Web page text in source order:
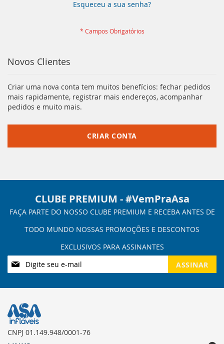
Esqueceu a sua senha?
Novos Clientes
Criar uma nova conta tem muitos benefícios: fechar pedidos
mais rapidamente, registrar mais endereços, acompanhar
pedidos e muito mais.
CRIAR CONTA
CLUBE PREMIUM - #VemPraAsa
Inscreva-
se
nossa
ASSINAR
CNPJ 01.149.948/0001-76